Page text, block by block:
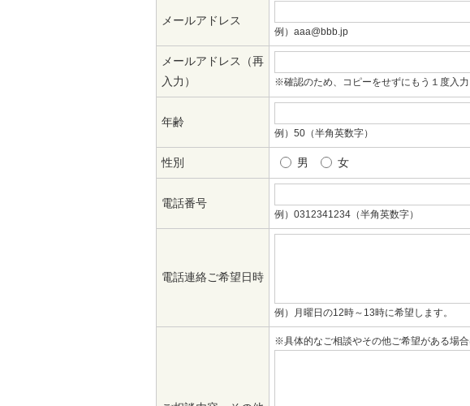
メールアドレス
例）aaa@bbb.jp
メールアドレス（再
入力）
※確認のため、コピーをせずにもう１度入力
年齢
例）50（半角英数字）
性別 男 女
電話番号
例）0312341234（半角英数字）
電話連絡ご希望日時
例）月曜日の12時～13時に希望します。
※具体的なご相談やその他ご希望がある場合